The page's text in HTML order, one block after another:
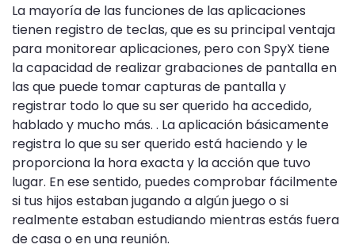
La mayoría de las funciones de las aplicaciones
tienen registro de teclas, que es su principal ventaja
para monitorear aplicaciones, pero con SpyX tiene
la capacidad de realizar grabaciones de pantalla en
las que puede tomar capturas de pantalla y
registrar todo lo que su ser querido ha accedido,
hablado y mucho más. . La aplicación básicamente
registra lo que su ser querido está haciendo y le
proporciona la hora exacta y la acción que tuvo
lugar. En ese sentido, puedes comprobar fácilmente
si tus hijos estaban jugando a algún juego o si
realmente estaban estudiando mientras estás fuera
de casa o en una reunión.